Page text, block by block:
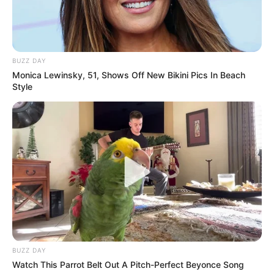
Beginn: 08.08.2026 08:00 Uhr
Ende: 08.08.2026 18:00 Uhr
Weitere Informationen:www.osnabruecker-bergrenn
en.de
Jedes Jahr im Hochsommer findet in Hannover rund
um den Maschsee ein großes Volksfest mit Live-
Musik und anderen Open-Air-Veranstaltungen statt.
Stadt/Ort: Hannover
Beginn: 29.07.2026 18:00 Uhr
Ende: 16.08.2026 00:00 Uhr
Eintrittspreis: frei
Weitere Informationen:www.quermania.de/niedersa
BUZZ DAY
Monica Lewinsky, 51, Shows Off New Bikini Pics In Beach
Style
BUZZ DAY
Watch This Parrot Belt Out A Pitch-Perfect Beyonce Song